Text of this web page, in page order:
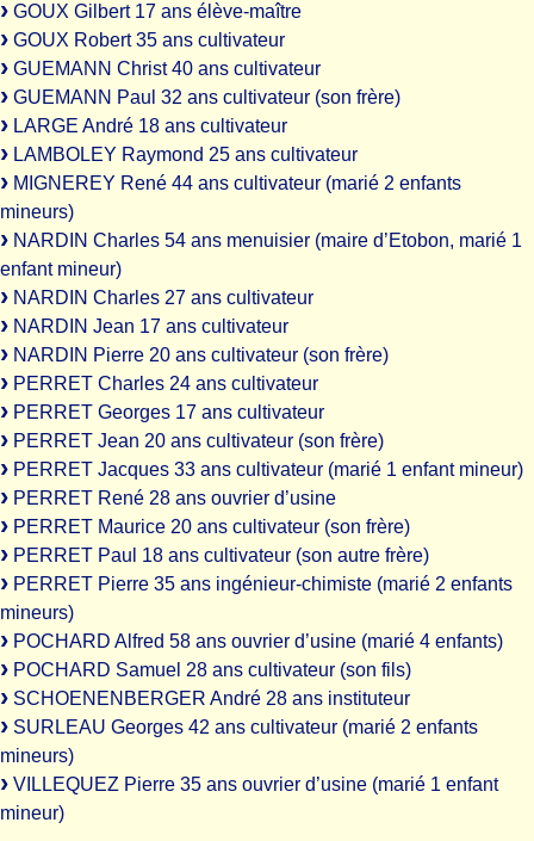
GOUX Gilbert 17 ans élève-maître
GOUX Robert 35 ans cultivateur
GUEMANN Christ 40 ans cultivateur
GUEMANN Paul 32 ans cultivateur (son frère)
LARGE André 18 ans cultivateur
LAMBOLEY Raymond 25 ans cultivateur
MIGNEREY René 44 ans cultivateur (marié 2 enfants
mineurs)
NARDIN Charles 54 ans menuisier (maire d’Etobon, marié 1
enfant mineur)
NARDIN Charles 27 ans cultivateur
NARDIN Jean 17 ans cultivateur
NARDIN Pierre 20 ans cultivateur (son frère)
PERRET Charles 24 ans cultivateur
PERRET Georges 17 ans cultivateur
PERRET Jean 20 ans cultivateur (son frère)
PERRET Jacques 33 ans cultivateur (marié 1 enfant mineur)
PERRET René 28 ans ouvrier d’usine
PERRET Maurice 20 ans cultivateur (son frère)
PERRET Paul 18 ans cultivateur (son autre frère)
PERRET Pierre 35 ans ingénieur-chimiste (marié 2 enfants
mineurs)
POCHARD Alfred 58 ans ouvrier d’usine (marié 4 enfants)
POCHARD Samuel 28 ans cultivateur (son fils)
SCHOENENBERGER André 28 ans instituteur
SURLEAU Georges 42 ans cultivateur (marié 2 enfants
mineurs)
VILLEQUEZ Pierre 35 ans ouvrier d’usine (marié 1 enfant
mineur)